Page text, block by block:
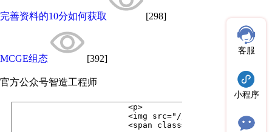
完善资料的10分如何获取 [298]
MCGE组态 [392]
官方公众号智造工程师
客服
小程序